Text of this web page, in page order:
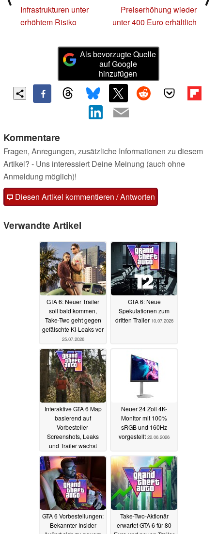
Infrastrukturen unter
erhöhtem Risiko
Preiserhöhung wieder
unter 400 Euro erhältlich
Als bevorzugte Quelle
auf Google
hinzufügen
Kommentare
Fragen, Anregungen, zusätzliche Informationen zu diesem
Artikel? - Uns interessiert Deine Meinung (auch ohne
Anmeldung möglich)!
Diesen Artikel kommentieren / Antworten
Verwandte Artikel
GTA 6: Neuer Trailer
soll bald kommen,
Take-Two geht gegen
gefälschte KI-Leaks vor
25.07.2026
GTA 6: Neue
Spekulationen zum
dritten Trailer 10.07.2026
Interaktive GTA 6 Map
basierend auf
Vorbesteller-
Screenshots, Leaks
und Trailer wächst
29.06.2026
Neuer 24 Zoll 4K-
Monitor mit 100%
sRGB und 160Hz
vorgestellt 22.06.2026
GTA 6 Vorbestellungen:
Bekannter Insider
Take-Two-Aktionär
erwartet GTA 6 für 80